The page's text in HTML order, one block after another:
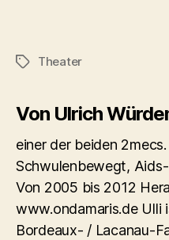
Schlagwörter
Theater
Von Ulrich
einer der beiden 2mecs.
Schwulenbewegt,
Von 2005 bis 2012
www.ondamaris.de Ulli
Bordeaux- / Lacanau-